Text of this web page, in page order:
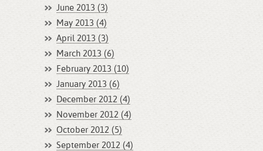
June 2013 (3)
May 2013 (4)
April 2013 (3)
March 2013 (6)
February 2013 (10)
January 2013 (6)
December 2012 (4)
November 2012 (4)
October 2012 (5)
September 2012 (4)